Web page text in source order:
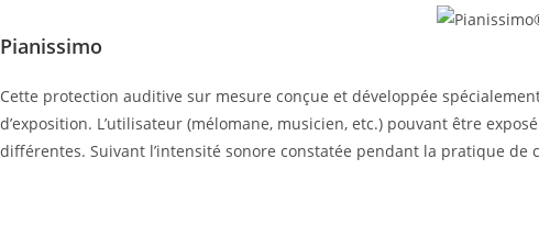
Pianissimo
Cette protection auditive sur mesure conçue et développée
d’exposition. L’utilisateur (mélomane, musicien, etc.) pouvant être
différentes. Suivant l’intensité sonore constatée pendant la pratique